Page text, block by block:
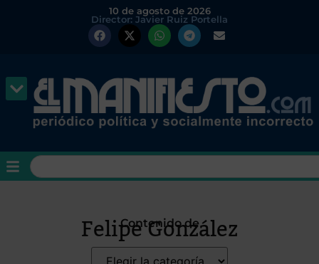
10 de agosto de 2026
Director: Javier Ruiz Portella
Contenido de
Felipe González